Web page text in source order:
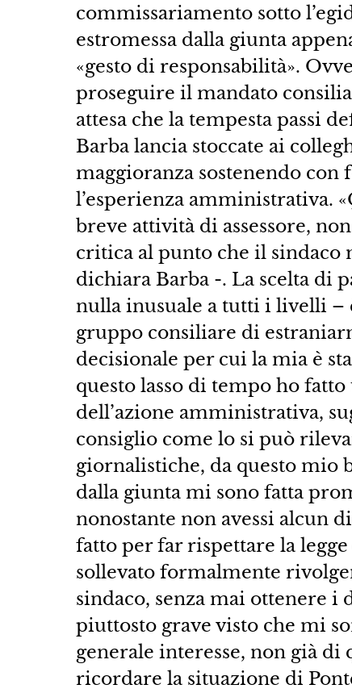
commissariamento sotto
estromessa dalla giunta
«gesto di responsabilità».
proseguire il mandato
attesa che la tempesta passi
Barba lancia stoccate ai
maggioranza sostenendo
l’esperienza amministrativa.
breve attività di assessore,
critica al punto che il sindaco
dichiara Barba -. La scelta di
nulla inusuale a tutti i livelli –
gruppo consiliare di
decisionale per cui la mia è
questo lasso di tempo ho
dell’azione amministrativa,
consiglio come lo si può
giornalistiche, da questo mio
dalla giunta mi sono fatta
nonostante non avessi alcun
fatto per far rispettare la
sollevato formalmente
sindaco, senza mai ottenere
piuttosto grave visto che mi
generale interesse, non già
ricordare la situazione di